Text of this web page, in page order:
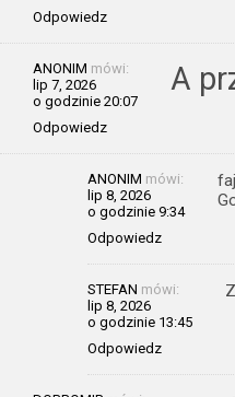
Odpowiedz
ANONIM mówi:
lip 7, 2026
o godzinie 20:07
Odpowiedz
A
ANONIM mówi:
lip 8, 2026
o godzinie 9:34
Odpowiedz
STEFAN mówi:
lip 8, 2026
o godzinie 13:45
Odpowiedz